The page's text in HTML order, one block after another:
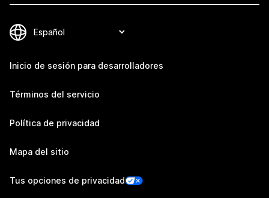
Inicio de sesión para desarrolladores
Términos del servicio
Política de privacidad
Mapa del sitio
Tus opciones de privacidad